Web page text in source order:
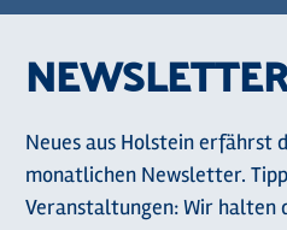
NEWSLETTER
Neues aus Holstein erfährst
monatlichen Newsletter.
Veranstaltungen: Wir halten